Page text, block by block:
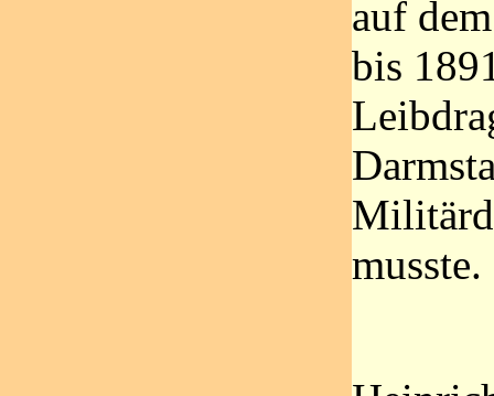
auf
bis
musste.